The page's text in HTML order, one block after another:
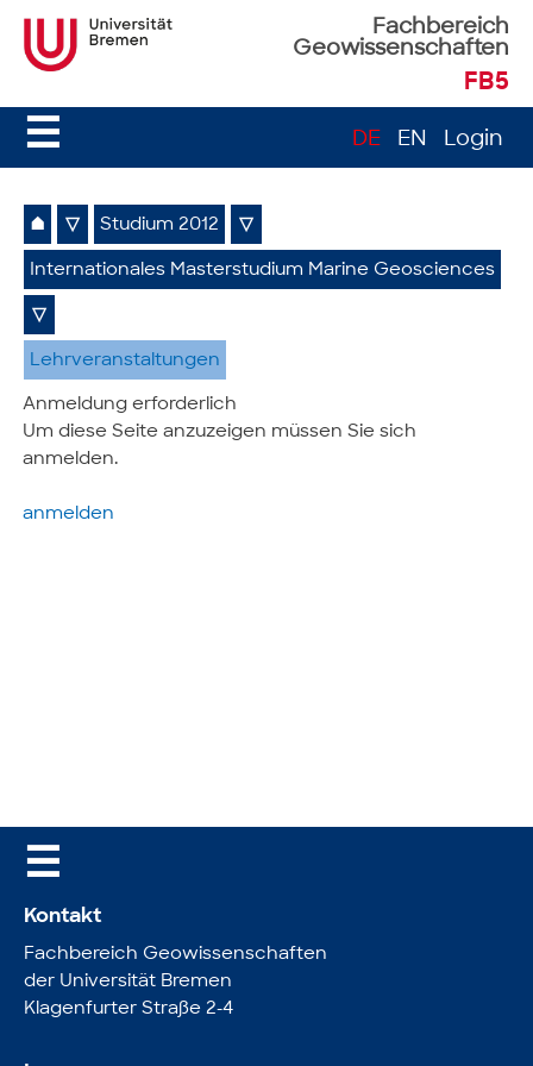
Fachbereich
Geowissenschaften
FB5
☰ DE EN Login
⌂ ▽ Studium 2012 ▽
Internationales Masterstudium Marine Geosciences
▽
Lehrveranstaltungen
Anmeldung erforderlich
Um diese Seite anzuzeigen müssen Sie sich
anmelden.
anmelden
☰
Kontakt
Fachbereich Geowissenschaften
der Universität Bremen
Klagenfurter Straße 2-4